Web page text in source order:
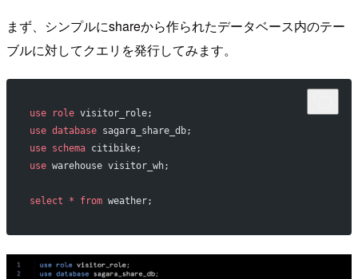
まず、シンプルにshareから作られたデータベース内のテー
ブルに対してクエリを発行してみます。
use role visitor_role;
use database sagara_share_db;
use schema citibike;
use warehouse visitor_wh;
select * from weather;